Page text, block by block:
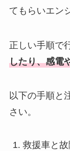
てもらいエン
正しい手順で
したり、感電
以下の手順と
さい。
救援車と